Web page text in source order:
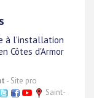
à l'installation
Côtes d'Armor
- Site pro
Saint-